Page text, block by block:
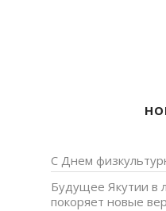
С Днем
Будущее Якутии в
покоряет новые